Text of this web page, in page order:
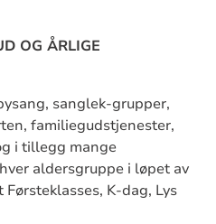
OG ÅRLIGE
sanglek-grupper,
familiegudstjenester,
i tillegg mange
aldersgruppe i løpet av
K-dag, Lys